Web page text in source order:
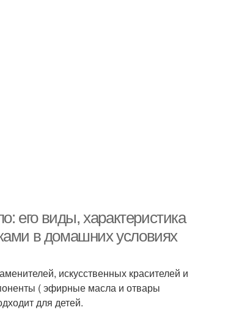
виды, характеристика
в домашних условиях
искусственных красителей и
( эфирные масла и отвары
для детей.